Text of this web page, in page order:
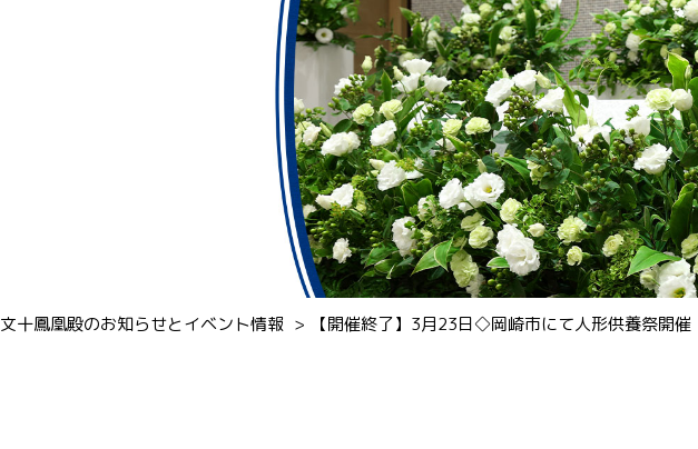
文十鳳凰殿のお知らせとイベント情報 【開催終了】3月23日◇岡崎市にて人形供養祭開催